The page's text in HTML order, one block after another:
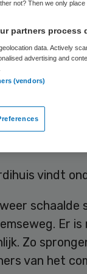
Carina van
vindt
schaalde
Er
Zo
van het
not? Then we only
partners process
data. Actively
advertising and
(vendors)